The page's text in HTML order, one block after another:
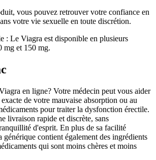
vous pouvez retrouver votre confiance en
votre vie sexuelle en toute discrétion.
: Le Viagra est disponible en plusieurs
mg et 150 mg.
en ligne? Votre médecin peut vous aider
de votre mauvaise absorption ou au
pour traiter la dysfonction érectile.
livraison rapide et discrète, sans
d'esprit. En plus de sa facilité
contient également des ingrédients
qui sont moins chères et moins